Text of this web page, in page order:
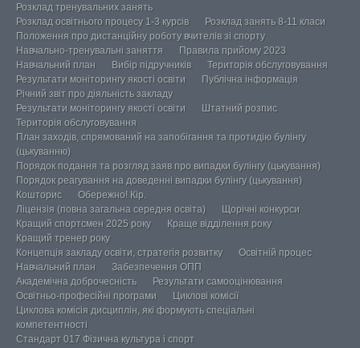
Розклад тренувальних занять
Розклад освітнього процесу 1-3 курсів
Розклад занять 8-11 класи
Положення про дистанційну роботу вчителів зі спорту
Навчально-тренувальні заняття
Правила прийому 2023
Навчальний план
Вибір підручників
Територія обслуговування
Результати моніторингу якості освіти
Публічна інформація
Річний звіт про діяльність закладу
Результати моніторингу якості освіти
Штатний розпис
Територія обслуговування
План заходів, спрямований на запобігання та протидію булінгу
(цькуванню)
Порядок подання та розгляд заяв про випадки булінгу (цькування)
Порядок реагування на доведенні випадки булінгу (цькування)
Кошторис
Обережно! Кір.
Ліцензія (повна загальна середня освіта)
Щорічні конкурси
Кращий спортсмен 2025 року
Краще відділення року
Кращий тренер року
Концепція закладу освіти, стратегія розвитку
Освітній процес
Навчальний план
Забезпечення ОПП
Академічна доброчесність
Результати самооцінювання
Освітньо-професійні програми
Циклові комісії
Циклова комісія дисциплін, які формують спеціальні
компетентності
Стандарт 017 Фізична культура і спорт